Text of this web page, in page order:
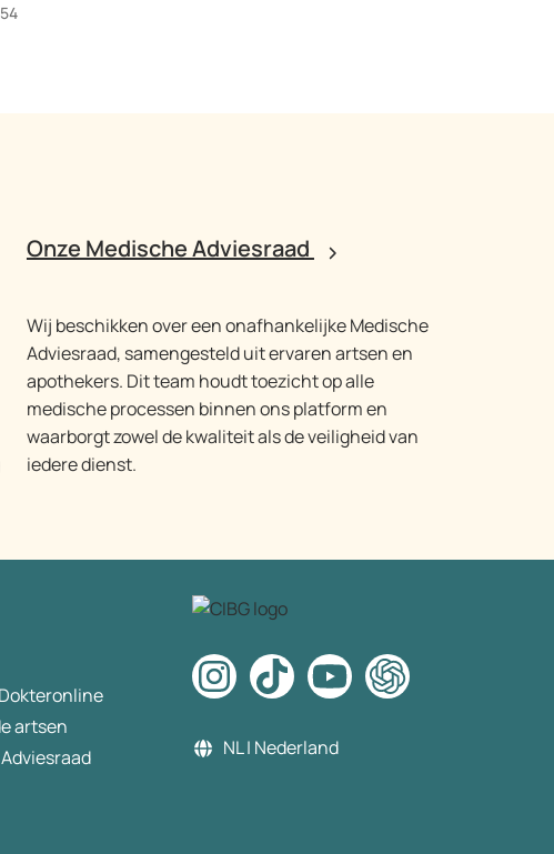
Onze Medische Adviesraad
Wij beschikken over een onafhankelijke Medische
Adviesraad, samengesteld uit ervaren artsen en
apothekers. Dit team houdt toezicht op alle
medische processen binnen ons platform en
waarborgt zowel de kwaliteit als de veiligheid van
iedere dienst.
artsen
NL | Nederland